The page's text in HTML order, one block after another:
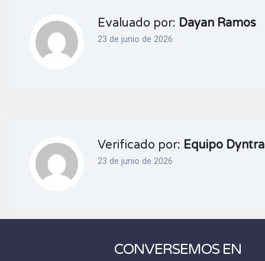
Evaluado por: Dayan Ramos
23 de junio de 2026
Verificado por: Equipo Dyntra
23 de junio de 2026
CONVERSEMOS EN